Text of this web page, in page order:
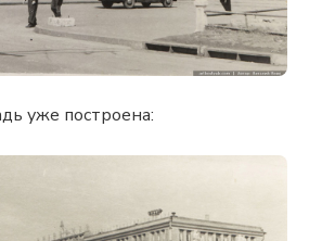
уже построена: